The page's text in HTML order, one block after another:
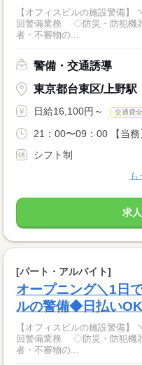
【オフィスビルの施設警備】 ＼屋内メイン／ ◇出入管理業務 ◇巡
回警備業務 ◇防災・防犯機器
者・不審物の...
警備・交通誘導
東京都台東区/上野駅
日給16,100円～ 交通費
21：00〜09：00 【当務
シフト制
も
求
[パート・アルバイト]
オープニング＼1日
ルの警備◆日払いOK
【オフィスビルの施設警備】 ＼屋内メイン／ ◇出入管理業務 ◇巡
回警備業務 ◇防災・防犯機器
者・不審物の...